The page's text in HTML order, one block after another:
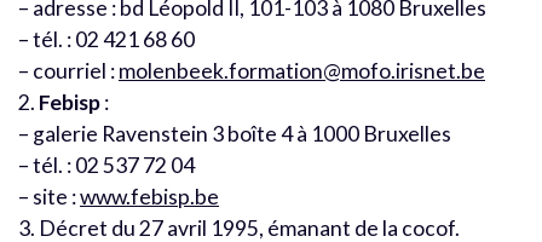
– adresse : bd Léopold II, 101-103 à 1080 Bruxelles
– tél. : 02 421 68 60
– courriel :molenbeek.formation@mofo.irisnet.be
2. Febisp:
– galerie Ravenstein 3 boîte 4 à 1000 Bruxelles
– tél. : 02 537 72 04
– site :www.febisp.be
3. Décret du 27 avril 1995, émanant de la cocof.